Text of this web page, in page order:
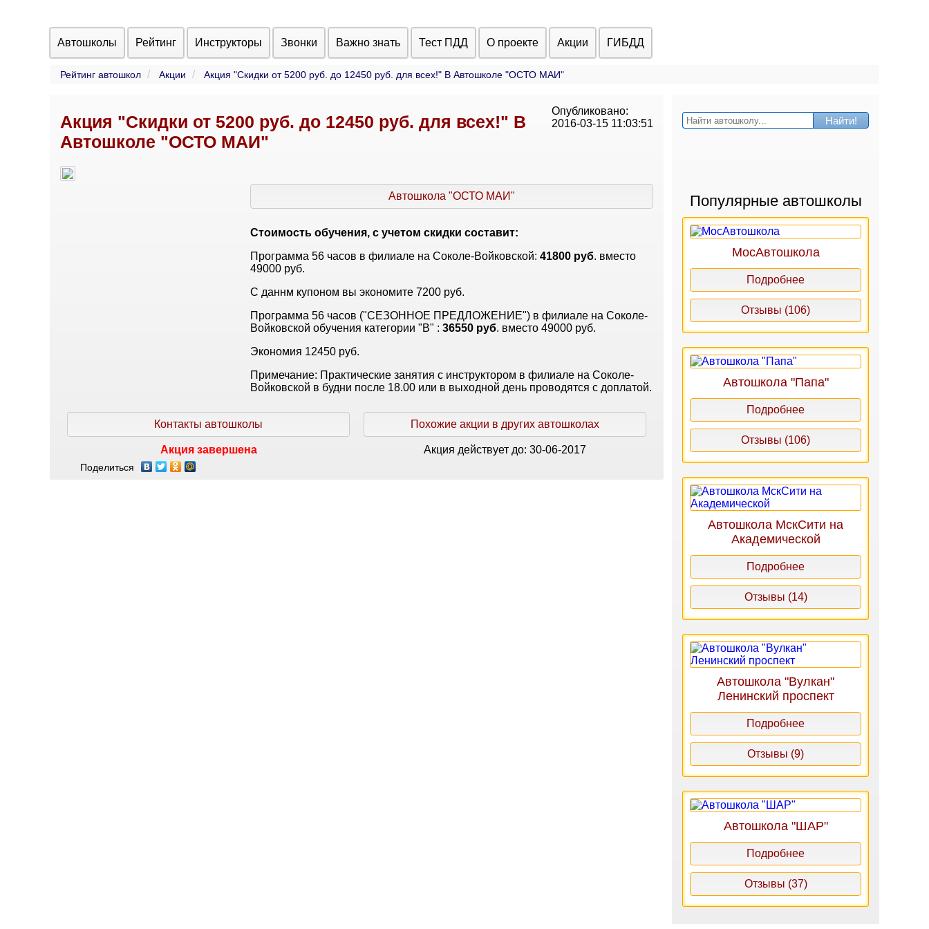
Автошколы Рейтинг Инструкторы Звонки Важно знать Тест ПДД О проекте Акции ГИБДД
Рейтинг автошкол Акции Акция "Скидки от 5200 руб. до 12450 руб. для всех!" В Автошколе "ОСТО МАИ"
Акция "Скидки от 5200 руб. до 12450 руб. для всех!" В
Автошколе "ОСТО МАИ"
Опубликовано:
2016-03-15 11:03:51
Автошкола "ОСТО МАИ"
Стоимость обучения, с учетом скидки составит:
Программа 56 часов в филиале на Соколе-Войковской: 41800 руб. вместо
49000 руб.
С даннм купоном вы экономите 7200 руб.
Программа 56 часов ("СЕЗОННОЕ ПРЕДЛОЖЕНИЕ") в филиале на Соколе-
Войковской обучения категории "В" : 36550 руб. вместо 49000 руб.
Экономия 12450 руб.
Примечание: Практические занятия с инструктором в филиале на Соколе-
Войковской в будни после 18.00 или в выходной день проводятся с доплатой.
Контакты автошколы Похожие акции в других автошколах
Акция завершена Акция действует до: 30-06-2017
Поделиться
Найти!
Популярные автошколы
МосАвтошкола
Подробнее
Отзывы (106)
Автошкола "Папа"
Подробнее
Отзывы (106)
Автошкола МскСити на
Академической
Подробнее
Отзывы (14)
Автошкола "Вулкан"
Ленинский проспект
Подробнее
Отзывы (9)
Автошкола "ШАР"
Подробнее
Отзывы (37)